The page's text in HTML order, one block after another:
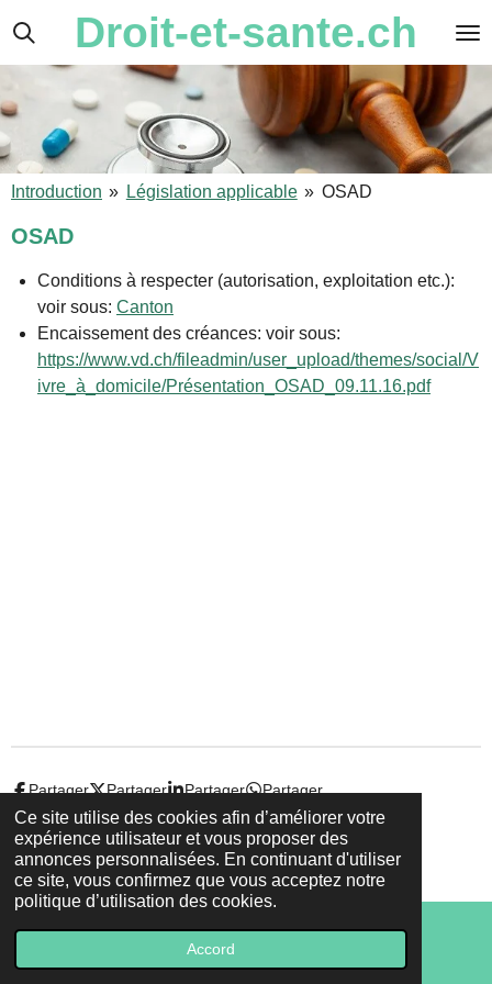
Ce site utilise des cookies afin d’améliorer votre
expérience utilisateur et vous proposer des
annonces personnalisées. En continuant d'utiliser
ce site, vous confirmez que vous acceptez notre
politique d’utilisation des cookies.
Accord
Passer
contenu
principal
Droit-et-sante.ch
Introduction » Législation applicable » OSAD
OSAD
Conditions à respecter (autorisation, exploitation etc.):
voir sous: Canton
Encaissement des créances: voir sous:
https://www.vd.ch/fileadmin/user_upload/themes/social/V
ivre_à_domicile/Présentation_OSAD_09.11.16.pdf
Partager Partager Partager Partager
© 2022 - 2026 Droit-et-sante.ch
Propulsé par Webador
E-mail